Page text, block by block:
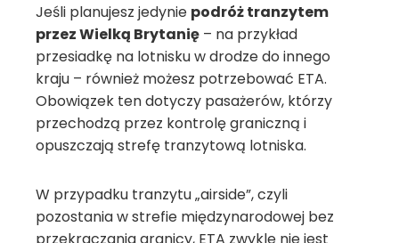
Jeśli planujesz jedynie podróż tranzytem
przez Wielką Brytanię – na przykład
przesiadkę na lotnisku w drodze do innego
kraju – również możesz potrzebować ETA.
Obowiązek ten dotyczy pasażerów, którzy
przechodzą przez kontrolę graniczną i
opuszczają strefę tranzytową lotniska.
W przypadku tranzytu „airside”, czyli
pozostania w strefie międzynarodowej bez
przekraczania granicy, ETA zwykle nie jest